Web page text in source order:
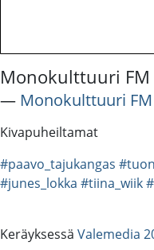
Monokulttuuri FM
― Monokulttuuri FM
Kivapuheiltamat
#paavo_tajukangas
#junes_lokka #tiina_wiik
Keräyksessä Valemedia